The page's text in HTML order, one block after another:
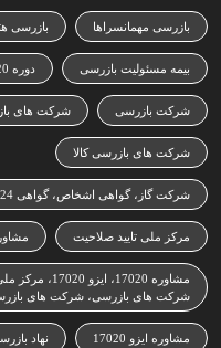
بازرسی مهمانسراها بازرسی
بیمه مسئولیت بازرسی دوره 17020 ویرایش 2026
شرکت بازرسی شرکت های
شرکت های بازرسی کالا
شرکت گاز، گواهی اشخاص، گواهی 17024، مشاوره 17020،
مرکز ملی تایید صلاحیت مشاور 17020
شرکت های بازرسی، شرکت های
مشاوره ایزو 17020 نهاد